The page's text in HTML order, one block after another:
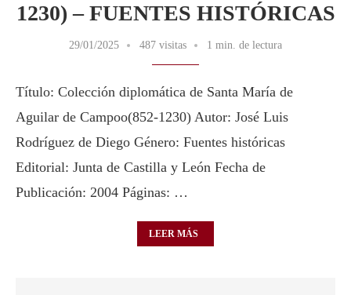
1230) – FUENTES HISTÓRICAS
29/01/2025 487 visitas 1 min. de lectura
Título: Colección diplomática de Santa María de
Aguilar de Campoo(852-1230) Autor: José Luis
Rodríguez de Diego Género: Fuentes históricas
Editorial: Junta de Castilla y León Fecha de
Publicación: 2004 Páginas: …
LEER MÁS